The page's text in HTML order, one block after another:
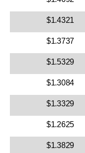
$1.4321
$1.3737
$1.5329
$1.3084
$1.3329
$1.2625
$1.3829